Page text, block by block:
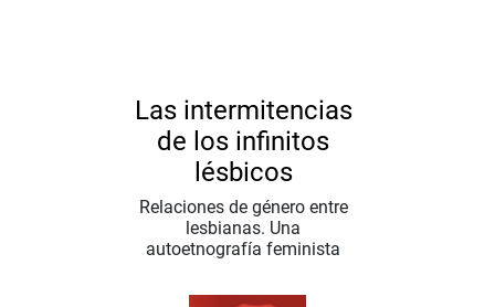
Las intermitencias
de los infinitos
lésbicos
Relaciones de género entre
lesbianas. Una
autoetnografía feminista